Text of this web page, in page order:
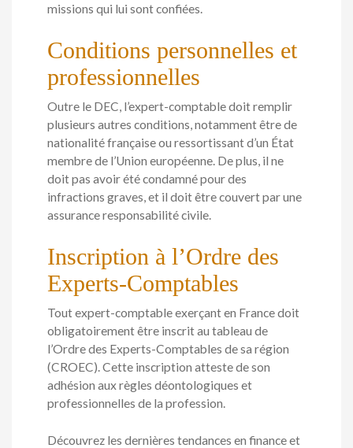
missions qui lui sont confiées.
Conditions personnelles et
professionnelles
Outre le DEC, l’expert-comptable doit remplir
plusieurs autres conditions, notamment être de
nationalité française ou ressortissant d’un État
membre de l’Union européenne. De plus, il ne
doit pas avoir été condamné pour des
infractions graves, et il doit être couvert par une
assurance responsabilité civile.
Inscription à l’Ordre des
Experts-Comptables
Tout expert-comptable exerçant en France doit
obligatoirement être inscrit au tableau de
l’Ordre des Experts-Comptables de sa région
(CROEC). Cette inscription atteste de son
adhésion aux règles déontologiques et
professionnelles de la profession.
Découvrez les dernières tendances en finance et